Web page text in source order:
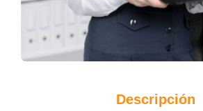
Descripción